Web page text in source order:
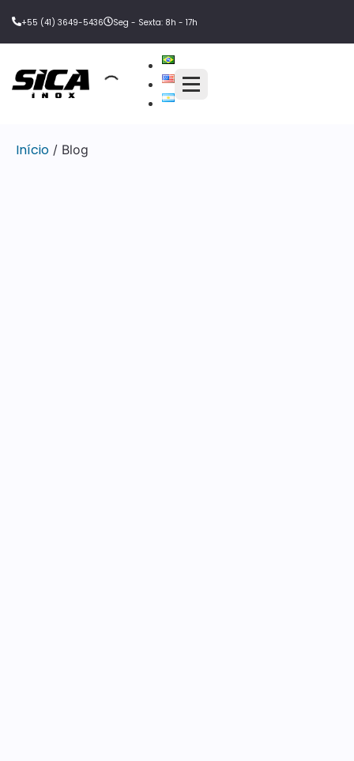
+55 (41) 3649-5436 Seg - Sexta: 8h - 17h
Início / Blog